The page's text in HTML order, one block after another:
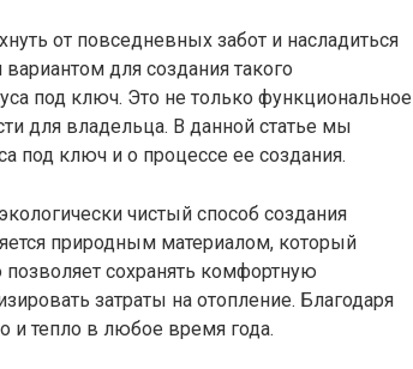
от повседневных забот и насладиться
для создания такого
под ключ. Это не только функциональное
для владельца. В данной статье мы
под ключ и о процессе ее создания.
чистый способ создания
природным материалом, который
сохранять комфортную
затраты на отопление. Благодаря
и тепло в любое время года.